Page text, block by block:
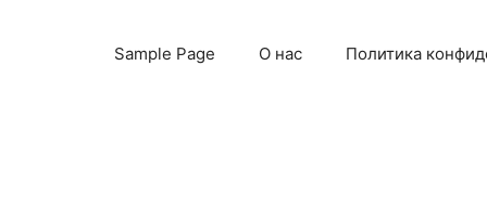
Sample Page О нас Политика